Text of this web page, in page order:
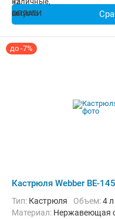
до -7%
Кастрюля Webber BE-
Тип: Кастрюля Объем:4 л
материал: Нержавеющая